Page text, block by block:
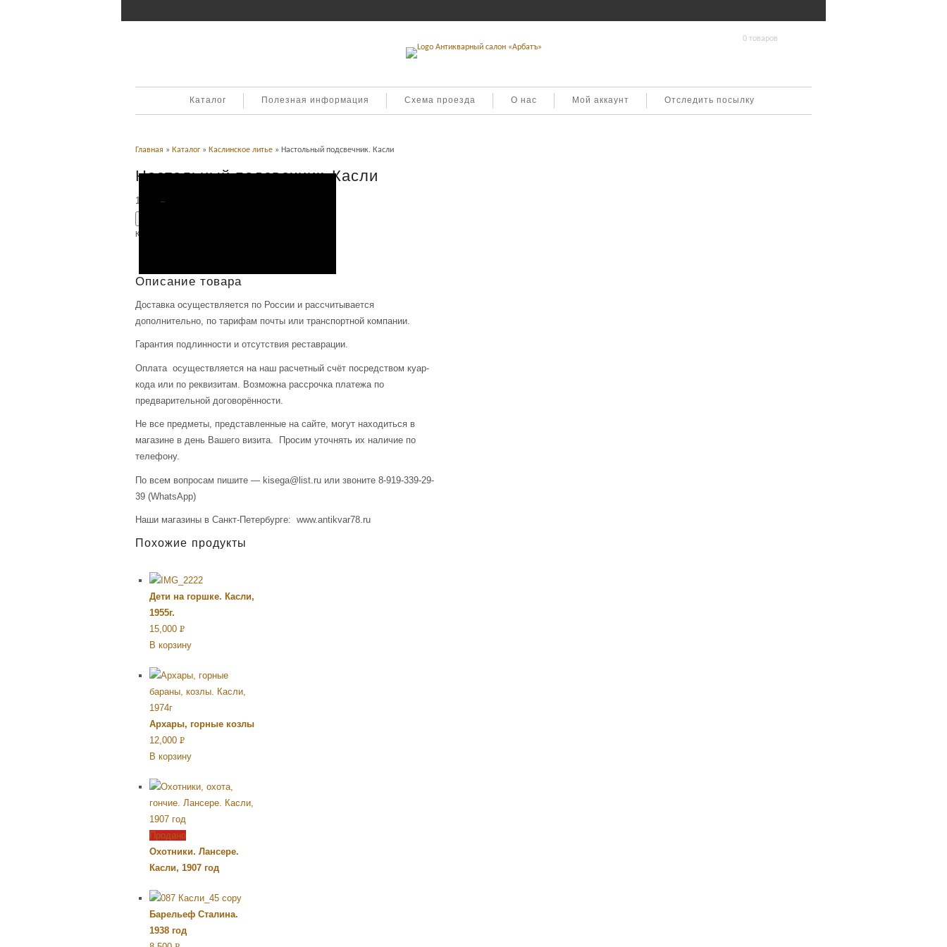
0 товаров
Каталог Полезная информация Схема проезда О нас Мой аккаунт Отследить посылку
Главная » Каталог » Каслинское литье » Настольный подсвечник. Касли
Настольный подсвечник. Касли
1,700 Р
Категория:
Описание товара
Доставка осуществляется по России и рассчитывается
дополнительно, по тарифам почты или транспортной компании.
Гарантия подлинности и отсутствия реставрации.
Оплата осуществляется на наш расчетный счёт посредством куар-
кода или по реквизитам. Возможна рассрочка платежа по
предварительной договорённости.
Не все предметы, представленные на сайте, могут находиться в
магазине в день Вашего визита. Просим уточнять их наличие по
телефону.
По всем вопросам пишите — kisega@list.ru или звоните 8-919-339-29-
39 (WhatsApp)
Наши магазины в Санкт-Петербурге: www.antikvar78.ru
Похожие продукты
Дети на горшке. Касли,
1955г.
15,000 Р
УБ.
В корзину
Архары, горные козлы
12,000 Р
УБ.
В корзину
Продано
Охотники. Лансере.
Касли, 1907 год
Барельеф Сталина.
1938 год